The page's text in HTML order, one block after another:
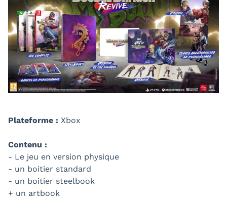
Plateforme : Xbox
Contenu :
- Le jeu en version physique
- un boitier standard
- un boitier steelbook
+ un artbook